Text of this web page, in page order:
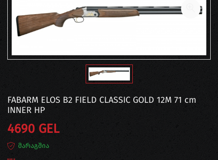
FABARM ELOS B2 FIELD CLASSIC GOLD 12M 71 cm
INNER HP
4690 GEL
მარაგშია